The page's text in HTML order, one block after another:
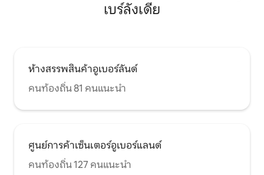
เบร์ลังเดีย
ห้างสรรพสินค้าอูเบอร์ลันด์
คนท้องถิ่น 81 คนแนะนำ
ศูนย์การค้าเซ็นเตอร์อูเบอร์แลนด์
คนท้องถิ่น 127 คนแนะนำ